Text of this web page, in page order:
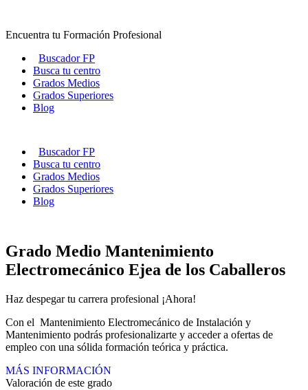
contenido
Encuentra tu Formación Profesional
Buscador FP
Busca tu centro
Grados Medios
Grados Superiores
Blog
Buscador FP
Busca tu centro
Grados Medios
Grados Superiores
Blog
Grado Medio Mantenimiento
Electromecánico Ejea de los Caballeros
Haz despegar tu carrera profesional ¡Ahora!
Con el Mantenimiento Electromecánico de Instalación y
Mantenimiento podrás profesionalizarte y acceder a ofertas de
empleo con una sólida formación teórica y práctica.
MÁS INFORMACIÓN
Valoración de este grado